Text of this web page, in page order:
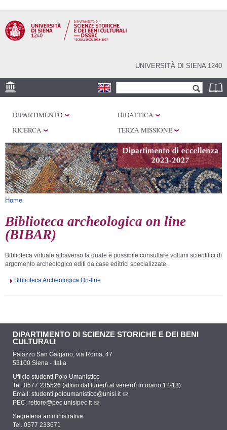
contenuto
principale
UNIVERSITÀ DI SIENA 1240
Form di ricerca
CENTRI DI RICERCA
LABORATORI
BIBLIOTECHE
SERVIZI
DIPARTIMENTO
DIDATTICA
RICERCA
TERZA MISSIONE
Tu sei qui
Home
Biblioteca archeologica on line
(BIBAR)
Biblioteca virtuale attraverso la quale è possibile consultare volumi scientifici di
argomento archeologico editi da case editrici specializzate.
Biblioteca Archeologica On-line
DIPARTIMENTO DI SCIENZE STORICHE E DEI BENI
CULTURALI
Palazzo San Galgano, via Roma, 47
53100 Siena - Italia
Ufficio studenti Polo Umanistico
Tel. 0577 235526 (attivo dal lunedì al venerdì in orario 12-13)
Email: studenti.poloumanistico@unisi.it
PEC: rettore@pec.unisipec.it
Segreteria amministrativa
Tel. 0577 233671